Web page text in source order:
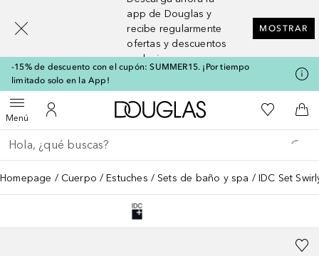
app de Douglas y
recibe regularmente
ofertas y descuentos
exclusivos
MOSTRAR
-15% de descuento con el cupón: SUMMER15. ¡Por tiempo
limitado solo en la App!
MenúAbrir menúMi cuenta
A Douglas HomeMi lista de
A
Regresar
Ejecutar búsqueda
Homepage Cuerpo Estuches Sets de baño y spa IDC Set
[navigation.slideout.screenreader]